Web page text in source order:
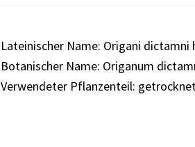
Lateinischer Name: Origani dictamni
Botanischer Name: Origanum
Verwendeter Pflanzenteil: